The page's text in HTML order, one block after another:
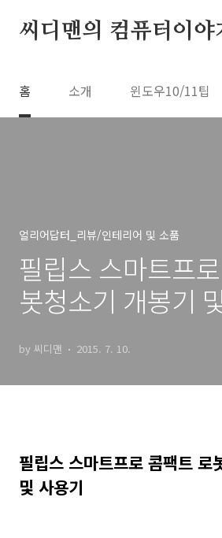
씨디맨의 컴퓨터이야
홈 소개 윈도우10/11팁
얼리어답터_리뷰/인테리어 및 소품
필립스 스마트프
봇청소기 개봉기
by 씨디맨 2015. 7. 10.
필립스 스마트프로 콤팩트 로
및 사용기